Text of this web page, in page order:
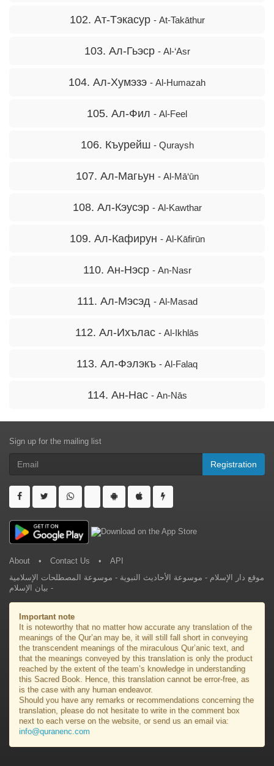
102. Ат-Тэкасур - At-Takāthur
103. Ал-Гьэср - Al-‘Asr
104. Ал-Хумэзэ - Al-Humazah
105. Ал-Фил - Al-Feel
106. Къурейш - Quraysh
107. Ал-Магьун - Al-Mā‘ūn
108. Ал-Кэусэр - Al-Kawthar
109. Ал-Кафирун - Al-Kāfirūn
110. Ан-Нэср - An-Nasr
111. Ал-Мэсэд - Al-Masad
112. Ал-Ихълас - Al-Ikhlās
113. Ал-Фэлэкъ - Al-Falaq
114. Ан-Нас - An-Nās
Sign up for the mailing list
Registration
About • Contact Us •
API
موقع دار الإسلام - موسوعة الأحاديث النبوية - موسوعة المصطلحات الإسلامية
- بيان الإسلام
Important note
It is noteworthy that no matter how accurate any translation of the
meanings of the Qur’an may be, it will still fall short in conveying
the transcendent meanings of the miraculous Qur’anic text, and
that the meanings conveyed by this translation is only the product
reached by the extent of the team’s knowledge in understanding
this Sacred Book. Hence, this translation cannot be error-free, as
is the case with any human endeavor.
Should you have any remarks or recommendations concerning the
translation, please do not hesitate to write in the comment box
next to each verse on the website, or send us an email via:
info@quranenc.com